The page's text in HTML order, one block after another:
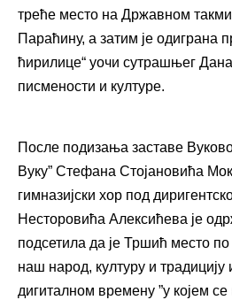
треће место на Државном
Параћину, а затим је одиграна
ћирилице“ уочи сутрашњег
писмености и културе.
После подизања заставе
Вуку” Стефана Стојановића
гимназијски хор под
Несторовића Алексићева је
подсетила да је Тршић место
наш народ, културу и
дигиталном времену ”у којем